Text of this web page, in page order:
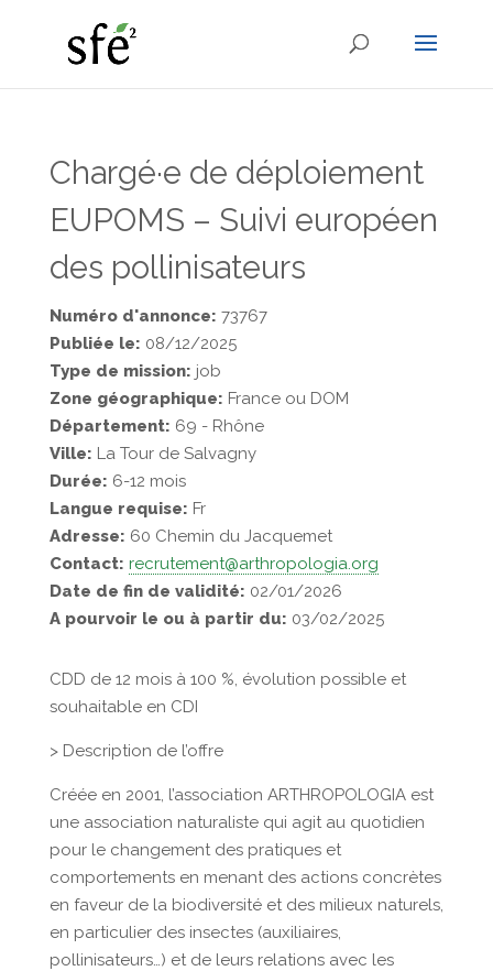
Chargé·e de déploiement
EUPOMS – Suivi européen
des pollinisateurs
Numéro d'annonce: 73767
Publiée le: 08/12/2025
Type de mission: job
Zone géographique: France ou DOM
Département: 69 - Rhône
Ville: La Tour de Salvagny
Durée: 6-12 mois
Langue requise: Fr
Adresse: 60 Chemin du Jacquemet
Contact: recrutement@arthropologia.org
Date de fin de validité: 02/01/2026
A pourvoir le ou à partir du: 03/02/2025
CDD de 12 mois à 100 %, évolution possible et
souhaitable en CDI
> Description de l’offre
Créée en 2001, l’association ARTHROPOLOGIA est
une association naturaliste qui agit au quotidien
pour le changement des pratiques et
comportements en menant des actions concrètes
en faveur de la biodiversité et des milieux naturels,
en particulier des insectes (auxiliaires,
pollinisateurs…) et de leurs relations avec les